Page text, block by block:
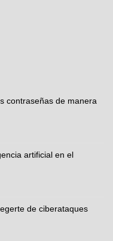
contraseñas de manera
artificial en el
de ciberataques